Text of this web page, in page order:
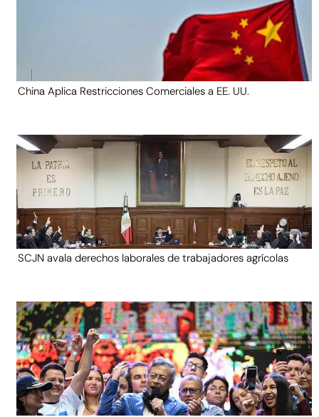
China Aplica Restricciones Comerciales a EE. UU.
SCJN avala derechos laborales de trabajadores agrícolas